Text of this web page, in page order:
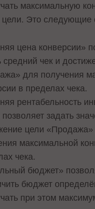
максимальную
Это следующие
цена конверсии»
средний чек и
для получения
в пределах чека.
рентабельность
задать
цели
максимальной
чека.
бюджет»
бюджет
при этом